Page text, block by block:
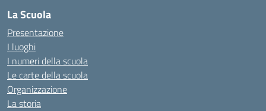
La Scuola
Presentazione
I luoghi
I numeri della scuola
Le carte della scuola
Organizzazione
La storia